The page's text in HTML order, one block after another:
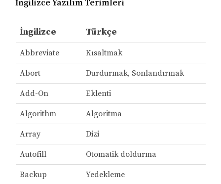
İngilizce Yazılım Terimleri
İngilizce Türkçe
Abbreviate Kısaltmak
Abort Durdurmak, Sonlandırmak
Add-On Eklenti
Algorithm Algoritma
Array Dizi
Autofill Otomatik doldurma
Backup Yedekleme